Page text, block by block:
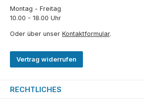
Montag - Freitag
10.00 - 18.00 Uhr
Oder über unser Kontaktformular.
Vertrag widerrufen
RECHTLICHES